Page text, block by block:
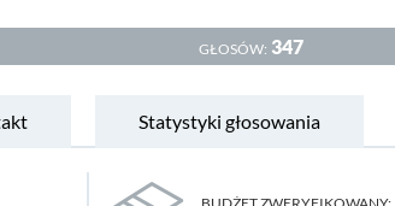
GŁOSÓW: 347
Statystyki głosowania